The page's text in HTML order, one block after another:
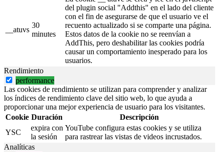
__atuvs
30
minutes
del plugin social "Addthis" en el lado del cliente
con el fin de asegurarse de que el usuario ve el
recuento actualizado si se comparte una página.
Estos datos de la cookie no se reenvían a
AddThis, pero deshabilitar las cookies podría
causar un comportamiento inesperado para los
usuarios.
Rendimiento
performance
Las cookies de rendimiento se utilizan para comprender y analizar
los índices de rendimiento clave del sitio web, lo que ayuda a
proporcionar una mejor experiencia de usuario para los visitantes.
Cookie Duración
Descripción
YSC
expira con
la sesión
YouTube configura estas cookies y se utiliza
para rastrear las vistas de videos incrustados.
Analíticas